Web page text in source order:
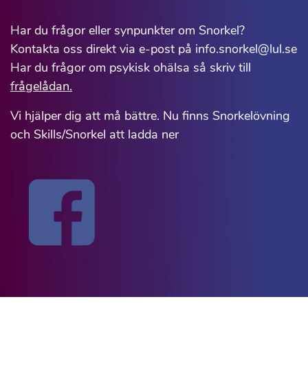
Har du frågor eller synpunkter om Snorkel?
Kontakta oss direkt via e-post på info.snorkel@lul.se
Har du frågor om psykisk ohälsa så skriv till
frågelådan.
Vi hjälper dig att må bättre. Nu finns Snorkelövning
och Skills/Snorkel att ladda ner